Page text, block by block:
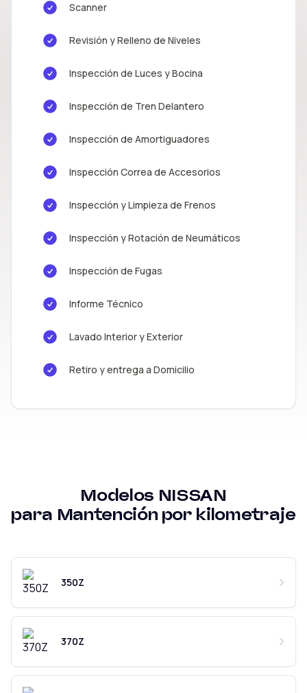
Scanner
Revisión y Relleno de Niveles
Inspección de Luces y Bocina
Inspección de Tren Delantero
Inspección de Amortiguadores
Inspección Correa de Accesorios
Inspección y Limpieza de Frenos
Inspección y Rotación de Neumáticos
Inspección de Fugas
Informe Técnico
Lavado Interior y Exterior
Retiro y entrega a Domicilio
Modelos NISSAN
para Mantención por kilometraje
350Z
370Z